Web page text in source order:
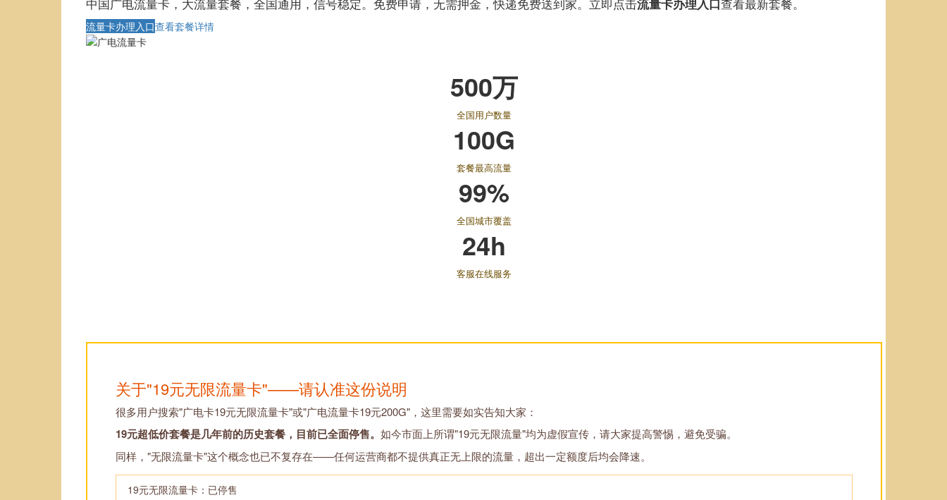
流量卡办理入口
流量卡办理入口查看套餐详情
500万
全国用户数量
100G
套餐最高流量
99%
全国城市覆盖
24h
客服在线服务
关于"19元无限流量卡"——请认准这份说明
很多用户搜索"广电卡19元无限流量卡"或"广电流量卡19元200G"，这里需要如实告知大家：
19元超低价套餐是几年前的历史套餐，目前已全面停售。 如今市面上所谓"19元无限流量"均为虚假宣传，请大家提高警惕，避免受骗。
同样，"无限流量卡"这个概念也已不复存在——任何运营商都不提供真正无上限的流量，超出一定额度后均会降速。
19元无限流量卡：已停售